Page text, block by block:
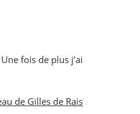
fois de plus j’ai
de Gilles de Rais